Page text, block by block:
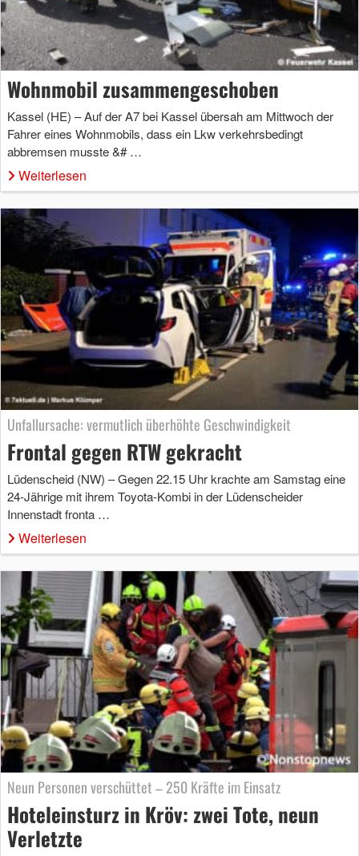
Wohnmobil zusammengeschoben
Kassel (HE) – Auf der A7 bei Kassel übersah am Mittwoch der
Fahrer eines Wohnmobils, dass ein Lkw verkehrsbedingt
abbremsen musste &# …
Weiterlesen
Unfallursache: vermutlich überhöhte Geschwindigkeit
Frontal gegen RTW gekracht
Lüdenscheid (NW) – Gegen 22.15 Uhr krachte am Samstag eine
24-Jährige mit ihrem Toyota-Kombi in der Lüdenscheider
Innenstadt fronta …
Weiterlesen
Neun Personen verschüttet – 250 Kräfte im Einsatz
Hoteleinsturz in Kröv: zwei Tote, neun
Verletzte